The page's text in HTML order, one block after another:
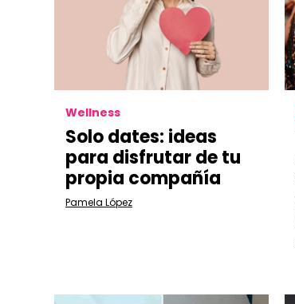
Wellness
Solo dates: ideas
para disfrutar de tu
propia compañía
Pamela López